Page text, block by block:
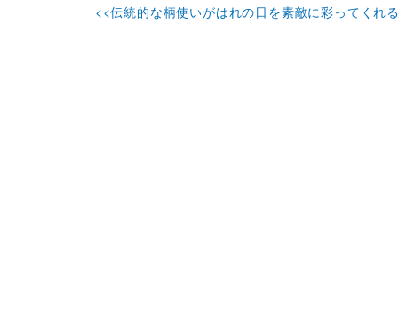
<<伝統的な柄使いがはれの日を素敵に彩ってくれ